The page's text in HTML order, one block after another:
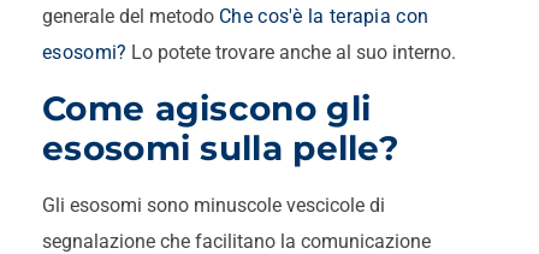
generale del metodo Che cos'è la terapia con
esosomi? Lo potete trovare anche al suo interno.
Come agiscono gli
esosomi sulla pelle?
Gli esosomi sono minuscole vescicole di
segnalazione che facilitano la comunicazione